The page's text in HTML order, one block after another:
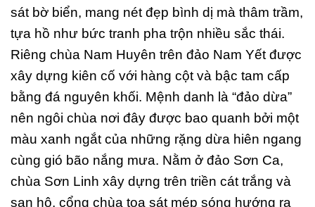
sát bờ biển, mang nét đẹp bình dị mà thâm trầm,
tựa hồ như bức tranh pha trộn nhiều sắc thái.
Riêng chùa Nam Huyên trên đảo Nam Yết được
xây dựng kiên cố với hàng cột và bậc tam cấp
bằng đá nguyên khối. Mệnh danh là “đảo dừa”
nên ngôi chùa nơi đây được bao quanh bởi một
màu xanh ngắt của những rặng dừa hiên ngang
cùng gió bão nắng mưa. Nằm ở đảo Sơn Ca,
chùa Sơn Linh xây dựng trên triền cát trắng và
san hô, cổng chùa tọa sát mép sóng hướng ra